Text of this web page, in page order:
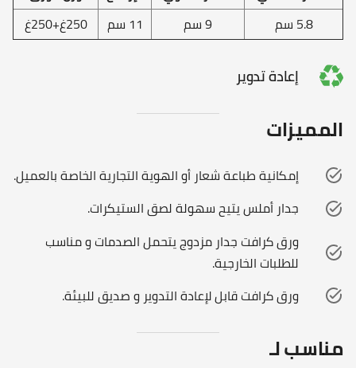
5.8 سم
9 سم 11 سم 250غ+250غ
إعادة تدوير
المميزات
إمكانية طباعة شعار أو الهوية التجارية الخاصة بالعميل.
جدار أملس يتيح سهولة لصق الستيكرات.
ورق كرافت جدار مزدوج يتحمل الصدمات و مناسب
للطلبات الخارجية.
ورق كرافت قابل لإعادة التدوير و صديق للبيئة.
مناسب لـ